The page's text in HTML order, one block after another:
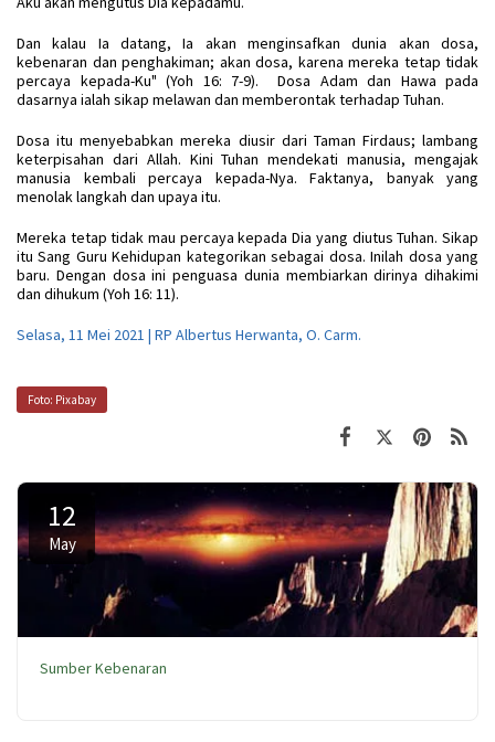
Dan kalau Ia datang, Ia akan menginsafkan dunia akan dosa,
kebenaran dan penghakiman; akan dosa, karena mereka tetap tidak
percaya kepada-Ku" (Yoh 16: 7-9). Dosa Adam dan Hawa pada
dasarnya ialah sikap melawan dan memberontak terhadap Tuhan.
Dosa itu menyebabkan mereka diusir dari Taman Firdaus; lambang
keterpisahan dari Allah. Kini Tuhan mendekati manusia, mengajak
manusia kembali percaya kepada-Nya. Faktanya, banyak yang
menolak langkah dan upaya itu.
Mereka tetap tidak mau percaya kepada Dia yang diutus Tuhan. Sikap
itu Sang Guru Kehidupan kategorikan sebagai dosa. Inilah dosa yang
baru. Dengan dosa ini penguasa dunia membiarkan dirinya dihakimi
dan dihukum (Yoh 16: 11).
Selasa, 11 Mei 2021 | RP Albertus Herwanta, O. Carm.
Foto: Pixabay
12
May
Sumber Kebenaran